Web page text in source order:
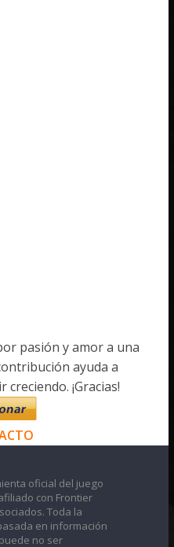
pasión y amor a una
ayuda a
¡Gracias!
oficial del juego
con Frontier
Toda la
en información
no ser